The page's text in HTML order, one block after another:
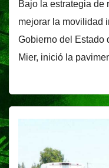
Bajo la estrategia de
mejorar la movilidad
Gobierno del Estado
Mier, inició la